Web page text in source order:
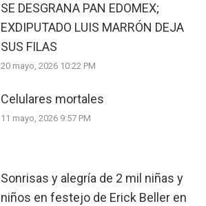
SE DESGRANA PAN EDOMEX;
EXDIPUTADO LUIS MARRÓN DEJA
SUS FILAS
20 mayo, 2026 10:22 PM
Celulares mortales
11 mayo, 2026 9:57 PM
Sonrisas y alegría de 2 mil niñas y
niños en festejo de Erick Beller en